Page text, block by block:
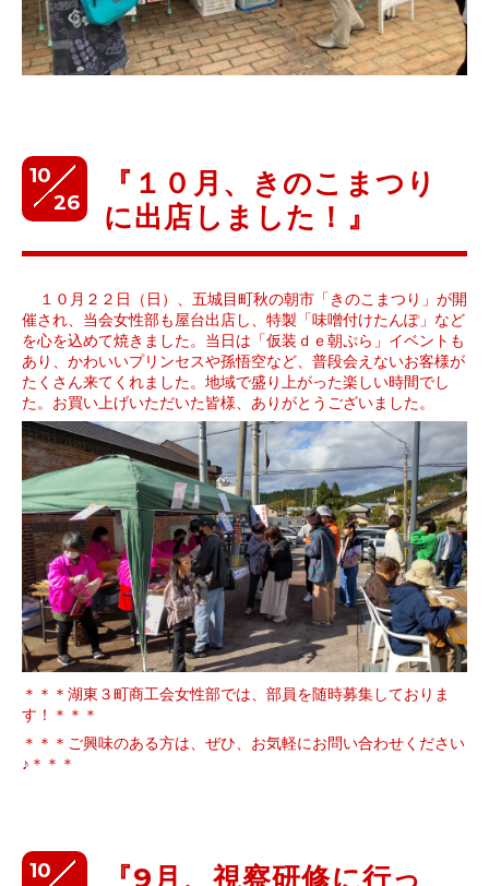
10
26
『１０月、きのこまつり
に出店しました！』
１０月２２日（日）、五城目町秋の朝市「きのこまつり」が開
催され、当会女性部も屋台出店し、特製「味噌付けたんぽ」など
を心を込めて焼きました。当日は「仮装ｄｅ朝ぷら」イベントも
あり、かわいいプリンセスや孫悟空など、普段会えないお客様が
たくさん来てくれました。地域で盛り上がった楽しい時間でし
た。 お買い上げいただいた皆様、ありがとうございました。
＊＊＊湖東３町商工会女性部では、部員を随時募集しておりま
す！＊＊＊
＊＊＊ご興味のある方は、ぜひ、お気軽にお問い合わせください
♪＊＊＊
10
『9月、視察研修に行っ